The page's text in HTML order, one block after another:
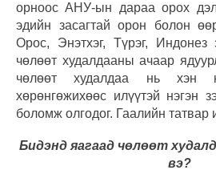
орноос АНУ-ын дараа орох
эдийн засагтай орон болон
Орос, Энэтхэг, Түрэг, Индонез
чөлөөт худалдааны ачаар
чөлөөт худалдаа нь хэн
хөрөнгөжихөөс илүүтэй нэгэн
боломж олгодог. Гаалийн татвар
Бидэнд яагаад чөлөөт
вэ?